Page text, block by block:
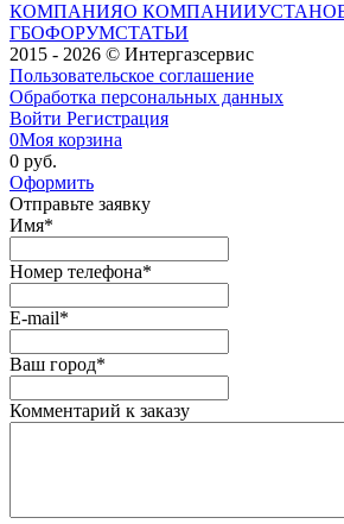
КОМПАНИЯО КОМПАНИИ
ГБОФОРУМСТАТЬИ
2015 - 2026 © Интергазсервис
Пользовательское соглашение
Обработка персональных данных
Войти Регистрация
0Моя корзина
0 руб.
Оформить
Отправьте заявку
Имя*
Номер телефона*
E-mail*
Ваш город*
Комментарий к заказу